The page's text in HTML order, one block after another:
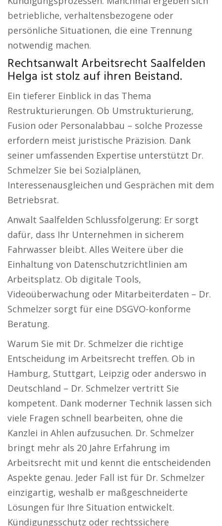
betriebliche, verhaltensbezogene oder
persönliche Situationen, die eine Trennung
notwendig machen.
Rechtsanwalt Arbeitsrecht Saalfelden
Helga ist stolz auf ihren Beistand.
Ein tieferer Einblick in das Thema
Restrukturierungen. Ob Umstrukturierung,
Fusion oder Personalabbau – solche Prozesse
erfordern meist juristische Präzision. Dank
seiner umfassenden Expertise unterstützt Dr.
Schmelzer Sie bei Sozialplänen,
Interessenausgleichen und Gesprächen mit dem
Betriebsrat.
Anwalt Saalfelden Schlussfolgerung: Er sorgt
dafür, dass Ihr Unternehmen in sicherem
Fahrwasser bleibt. Alles Weitere über die
Einhaltung von Datenschutzrichtlinien am
Arbeitsplatz. Ob digitale Tools,
Videoüberwachung oder Mitarbeiterdaten – Dr.
Schmelzer sorgt für eine DSGVO-konforme
Beratung.
Warum Sie mit Dr. Schmelzer die richtige
Entscheidung im Arbeitsrecht treffen. Ob in
Hamburg, Stuttgart, Leipzig oder anderswo in
Deutschland – Dr. Schmelzer vertritt Sie
kompetent. Dank moderner Technik lassen sich
viele Fragen schnell bearbeiten, ohne die
Kanzlei in Ahlen aufzusuchen. Dr. Schmelzer
bringt mehr als 20 Jahre Erfahrung im
Arbeitsrecht mit und kennt die entscheidenden
Aspekte genau. Jeder Fall ist für Dr. Schmelzer
einzigartig, weshalb er maßgeschneiderte
Lösungen für Ihre Situation entwickelt.
Kündigungsschutz oder rechtssichere